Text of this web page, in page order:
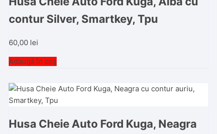
contur Silver, Smartkey, Tpu
60,00 lei
Adaugă în coș
Husa Cheie Auto Ford Kuga, Neagra